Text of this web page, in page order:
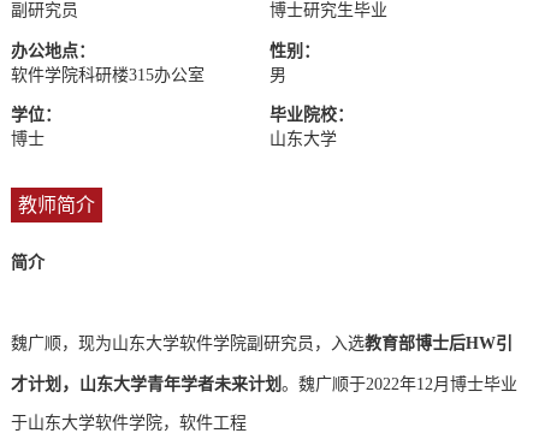
副研究员
博士研究生毕业
办公地点：
软件学院科研楼315办公室
性别：
男
学位：
博士
毕业院校：
山东大学
教师简介
简介
魏广顺，现为山东大学软件学院副研究员，入选教育部博士后HW引
才计划， 山东大学青年学者未来计划 。魏广顺于2022年12月博士毕业
于山东大学软件学院，软件工程